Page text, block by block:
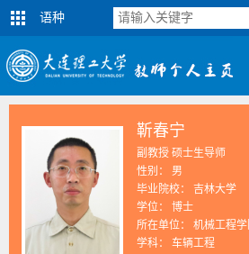
语种
靳春宁
副教授 硕士生导师
性别： 男
毕业院校： 吉林大学
学位： 博士
所在单位： 机械工程
学科： 车辆工程